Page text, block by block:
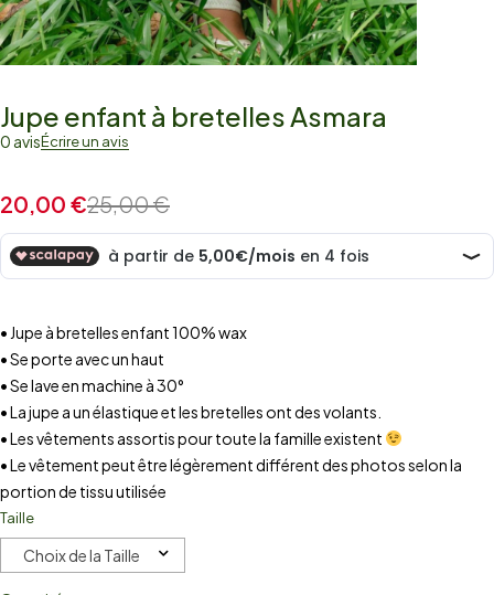
Jupe enfant à bretelles Asmara
0 avisÉcrire un avis
25,00€
20,00 €
• Jupe à bretelles enfant 100% wax
• Se porte avec un haut
• Se lave en machine à 30°
• La jupe a un élastique et les bretelles ont des volants.
• Les vêtements assortis pour toute la famille existent
• Le vêtement peut être légèrement différent des photos selon la
portion de tissu utilisée
Taille
Choix de la Taille